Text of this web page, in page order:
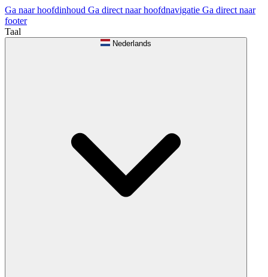
Ga naar hoofdinhoud Ga direct naar hoofdnavigatie Ga direct naar
footer
Taal
Nederlands